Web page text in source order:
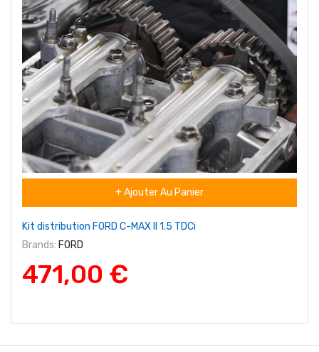
+ Ajouter Au Panier
Kit distribution FORD C-MAX II 1.5 TDCi
Brands: FORD
471,00 €